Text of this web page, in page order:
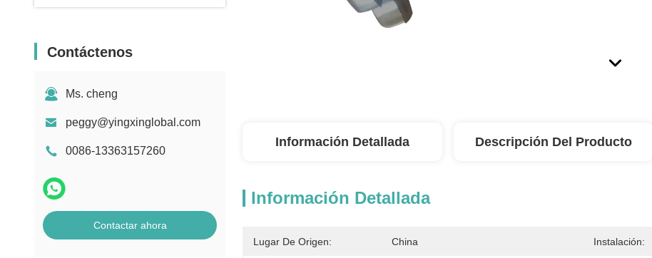
Contáctenos
Ms. cheng
peggy@yingxinglobal.com
0086-13363157260
Contactar ahora
Información Detallada Descripción Del Producto
Información Detallada
Lugar De Origen: China Instalación: